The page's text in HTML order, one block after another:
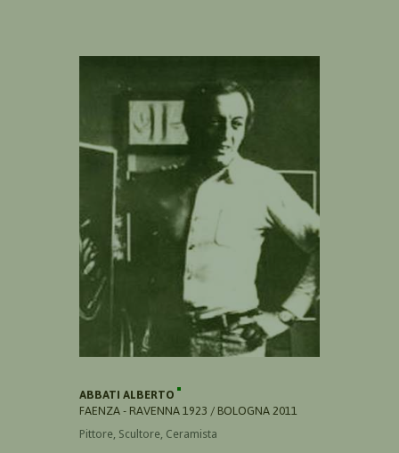
ABBATI ALBERTO
FAENZA - RAVENNA 1923 / BOLOGNA 2011
Pittore, Scultore, Ceramista